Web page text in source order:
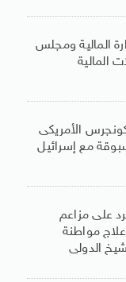
المالية ومجلس
المالية
الأمريكى
مع إسرائيل
على مزاعم
مواطنة
الدولى